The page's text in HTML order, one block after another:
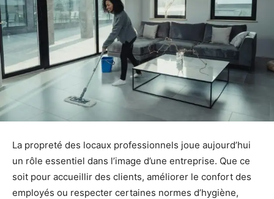
La propreté des locaux professionnels joue aujourd’hui
un rôle essentiel dans l’image d’une entreprise. Que ce
soit pour accueillir des clients, améliorer le confort des
employés ou respecter certaines normes d’hygiène,